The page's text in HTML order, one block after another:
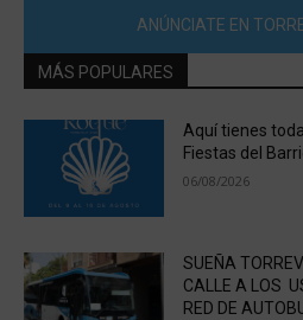
ANÚNCIATE EN
MÁS POPULARES
Aquí tienes
Fiestas del
06/08/2026
SUEÑA
CALLE A LOS
RED DE